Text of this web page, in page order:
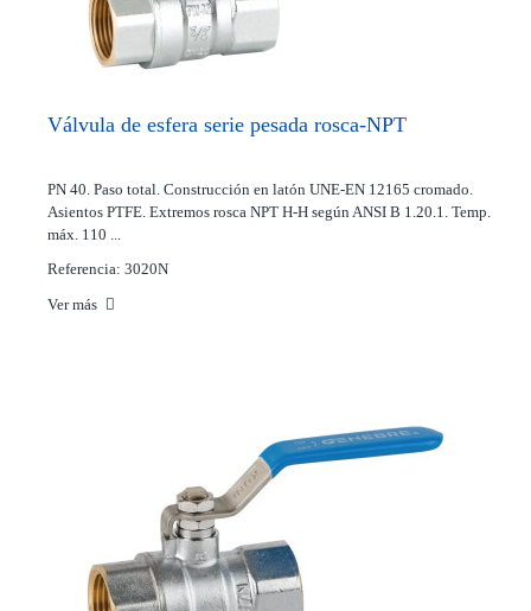
Válvula de esfera serie pesada rosca-NPT
PN 40. Paso total. Construcción en latón UNE-EN 12165 cromado.
Asientos PTFE. Extremos rosca NPT H-H según ANSI B 1.20.1. Temp.
máx. 110 ...
Referencia: 3020N
Ver más